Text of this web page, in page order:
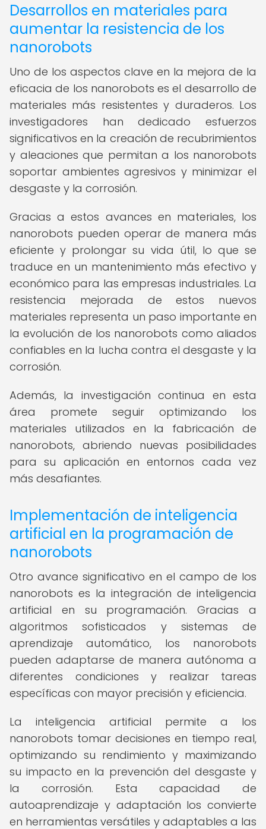
Desarrollos en materiales para
aumentar la resistencia de los
nanorobots
Uno de los aspectos clave en la mejora de la
eficacia de los nanorobots es el desarrollo de
materiales más resistentes y duraderos. Los
investigadores han dedicado esfuerzos
significativos en la creación de recubrimientos
y aleaciones que permitan a los nanorobots
soportar ambientes agresivos y minimizar el
desgaste y la corrosión.
Gracias a estos avances en materiales, los
nanorobots pueden operar de manera más
eficiente y prolongar su vida útil, lo que se
traduce en un mantenimiento más efectivo y
económico para las empresas industriales. La
resistencia mejorada de estos nuevos
materiales representa un paso importante en
la evolución de los nanorobots como aliados
confiables en la lucha contra el desgaste y la
corrosión.
Además, la investigación continua en esta
área promete seguir optimizando los
materiales utilizados en la fabricación de
nanorobots, abriendo nuevas posibilidades
para su aplicación en entornos cada vez
más desafiantes.
Implementación de inteligencia
artificial en la programación de
nanorobots
Otro avance significativo en el campo de los
nanorobots es la integración de inteligencia
artificial en su programación. Gracias a
algoritmos sofisticados y sistemas de
aprendizaje automático, los nanorobots
pueden adaptarse de manera autónoma a
diferentes condiciones y realizar tareas
específicas con mayor precisión y eficiencia.
La inteligencia artificial permite a los
nanorobots tomar decisiones en tiempo real,
optimizando su rendimiento y maximizando
su impacto en la prevención del desgaste y
la corrosión. Esta capacidad de
autoaprendizaje y adaptación los convierte
en herramientas versátiles y adaptables a las